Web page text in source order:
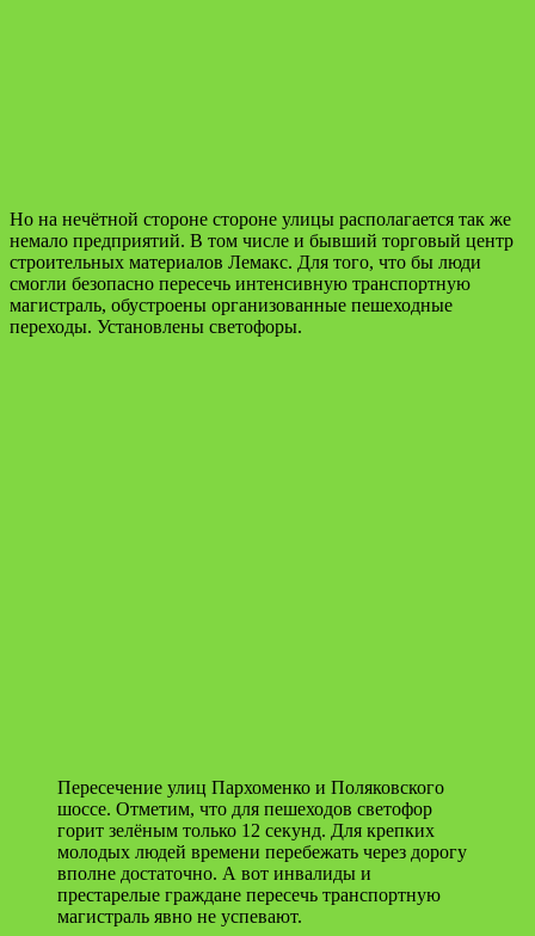
Но на нечётной стороне стороне улицы располагается так же
немало предприятий. В том числе и бывший торговый центр
строительных материалов Лемакс. Для того, что бы люди
смогли безопасно пересечь интенсивную транспортную
магистраль, обустроены организованные пешеходные
переходы. Установлены светофоры.
Пересечение улиц Пархоменко и Поляковского
шоссе. Отметим, что для пешеходов светофор
горит зелёным только 12 секунд. Для крепких
молодых людей времени перебежать через дорогу
вполне достаточно. А вот инвалиды и
престарелые граждане пересечь транспортную
магистраль явно не успевают.